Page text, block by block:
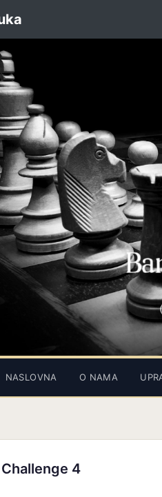
NASLOVNA O NAMA
4